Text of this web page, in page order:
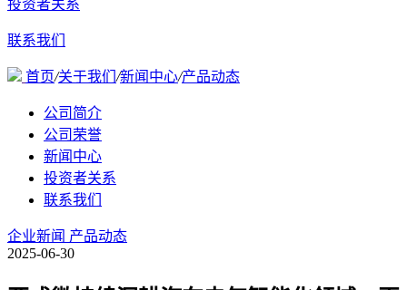
投资者关系
联系我们
首页/关于我们 /新闻中心/产品动态
公司简介
公司荣誉
新闻中心
投资者关系
联系我们
企业新闻 产品动态
2025-06-30